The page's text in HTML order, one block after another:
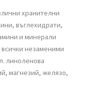
хранителни
въглехидрати,
и минерали
незаменими
линоленова
магнезий, желязо,